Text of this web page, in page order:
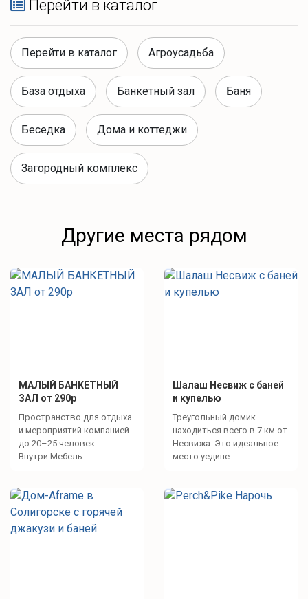
Перейти в каталог
Перейти в каталог Агроусадьба
База отдыха Банкетный зал Баня
Беседка Дома и коттеджи
Загородный комплекс
Другие места рядом
МАЛЫЙ БАНКЕТНЫЙ
ЗАЛ от 290р
Пространство для отдыха
и мероприятий компанией
до 20–25 человек.
Внутри:Мебель...
Шалаш Несвиж с баней
и купелью
Треугольный домик
находиться всего в 7 км от
Несвижа. Это идеальное
место уедине...